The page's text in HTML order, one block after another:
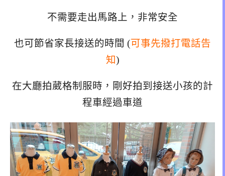
不需要走出馬路上，非常安全
也可節省家長接送的時間 (可事先撥打電話告
知)
在大廳拍葳格制服時，剛好拍到接送小孩的計
程車經過車道